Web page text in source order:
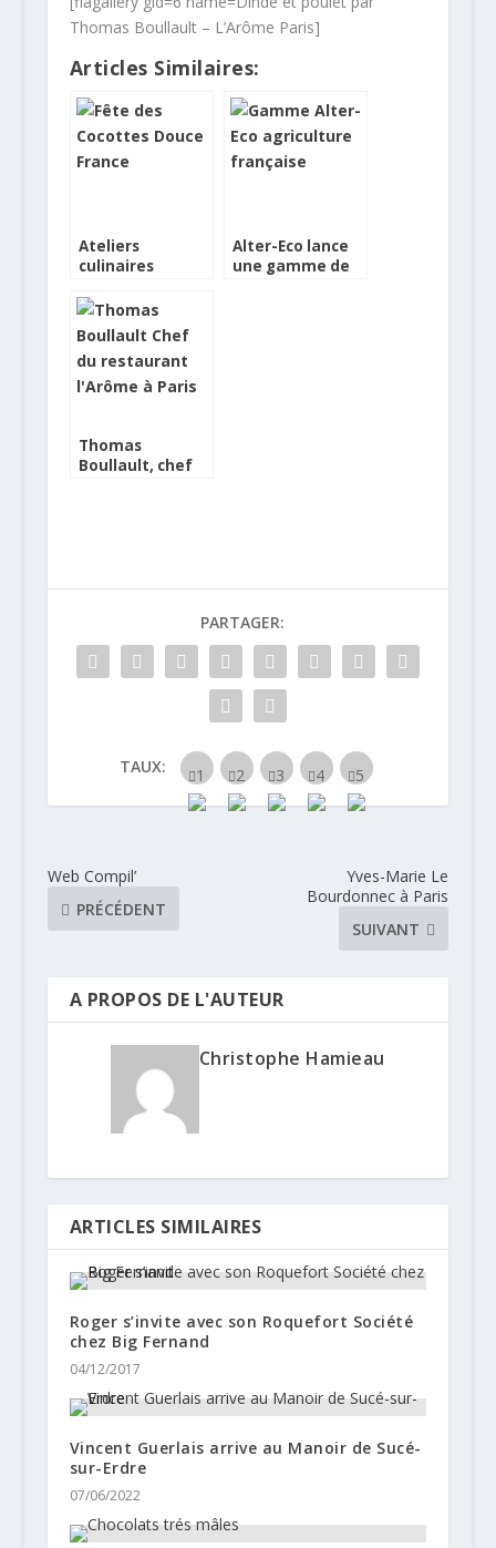
Thomas Boullault – L’Arôme Paris]
Articles Similaires:
Ateliers
culinaires
Douce France au
Jardin
d’Acclimatation
Alter-Eco lance
une gamme de
Thomas
Boullault, chef
PARTAGER:
TAUX:
Web Compil’
PRÉCÉDENT
Yves-Marie Le
Bourdonnec à Paris
SUIVANT
A PROPOS DE L'AUTEUR
Christophe Hamieau
ARTICLES SIMILAIRES
Roger s’invite avec son Roquefort Société
chez Big Fernand
04/12/2017
Vincent Guerlais arrive au Manoir de Sucé-
sur-Erdre
07/06/2022